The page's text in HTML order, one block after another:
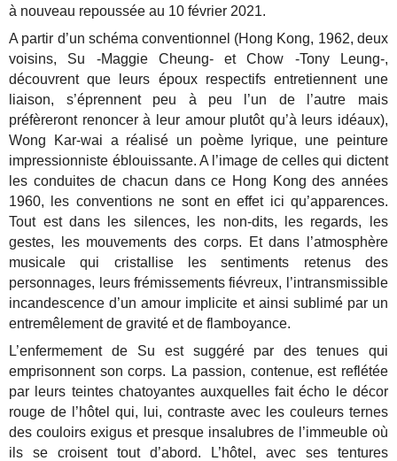
à nouveau repoussée au 10 février 2021.
A partir d’un schéma conventionnel (Hong Kong, 1962, deux
voisins, Su -Maggie Cheung- et Chow -Tony Leung-,
découvrent que leurs époux respectifs entretiennent une
liaison, s’éprennent peu à peu l’un de l’autre mais
préfèreront renoncer à leur amour plutôt qu’à leurs idéaux),
Wong Kar-wai a réalisé un poème lyrique, une peinture
impressionniste éblouissante. A l’image de celles qui dictent
les conduites de chacun dans ce Hong Kong des années
1960, les conventions ne sont en effet ici qu’apparences.
Tout est dans les silences, les non-dits, les regards, les
gestes, les mouvements des corps. Et dans l’atmosphère
musicale qui cristallise les sentiments retenus des
personnages, leurs frémissements fiévreux, l’intransmissible
incandescence d’un amour implicite et ainsi sublimé par un
entremêlement de gravité et de flamboyance.
L’enfermement de Su est suggéré par des tenues qui
emprisonnent son corps. La passion, contenue, est reflétée
par leurs teintes chatoyantes auxquelles fait écho le décor
rouge de l’hôtel qui, lui, contraste avec les couleurs ternes
des couloirs exigus et presque insalubres de l’immeuble où
ils se croisent tout d’abord. L’hôtel, avec ses tentures